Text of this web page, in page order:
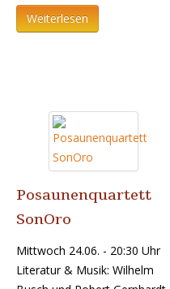
Weiterlesen
Posaunenquartett
SonOro
Mittwoch 24.06. - 20:30 Uhr
Literatur & Musik: Wilhelm